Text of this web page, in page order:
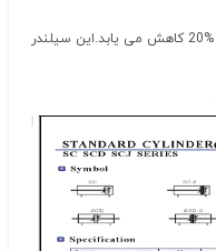
بدیهی است قدرت سیلندر در برگشت تقریبا %20 کاهش می یابد.این سیلندر